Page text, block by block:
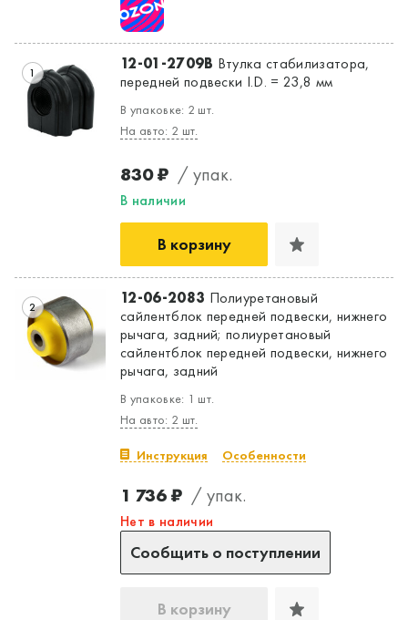
Да, верно Нет, выбрать другой
1 12-01-2709B Втулка стабилизатора,
передней подвески I.D. = 23,8 мм
В упаковке: 2 шт.
На авто: 2 шт.
830 ₽ / упак.
В наличии
В корзину
2 12-06-2083 Полиуретановый
сайлентблок передней подвески, нижнего
рычага, задний; полиуретановый
сайлентблок передней подвески, нижнего
рычага, задний
В упаковке: 1 шт.
На авто: 2 шт.
Инструкция Особенности
1 736 ₽ / упак.
Нет в наличии
Сообщить о поступлении
В корзину